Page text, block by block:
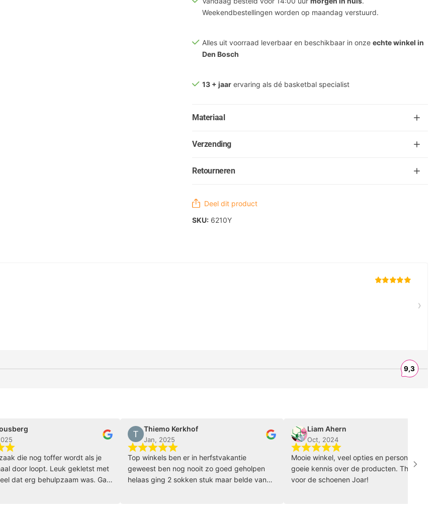
Weekendbestellingen worden op maandag verstuurd.
Alles uit voorraad leverbaar en beschikbaar in onzeechte winkel in
Den Bosch
13 + jaar ervaring als dé basketbal specialist
Materiaal
Verzending
Retourneren
Deel dit product
SKU: 6210Y
nog toffer wordt als je
loopt. Leuk gekletst met
erg behulpzaam was. Ga
Thiemo Kerkhof
Jan, 2025
Top winkels ben er in herfstvakantie
geweest ben nog nooit zo goed geholpen
helaas ging 2 sokken stuk maar belde van
Liam Ahern
Oct, 2024
Mooie winkel, veel opties en personeel heeft
goeie kennis over de producten. Thanks
voor de schoenen Joar!